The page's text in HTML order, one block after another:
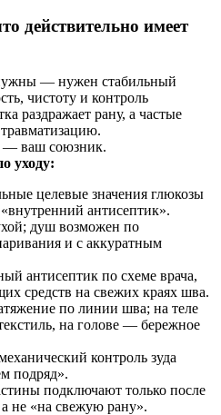
действительно имеет
— нужен стабильный
чистоту и контроль
раздражает рану, а частые
— ваш союзник.
уходу:
целевые значения глюкозы
антисептик».
душ возможен по
и с аккуратным
антисептик по схеме врача,
средств на свежих краях шва.
по линии шва; на теле
на голове — бережное
контроль зуда
подряд».
подключают только после
не «на свежую рану».